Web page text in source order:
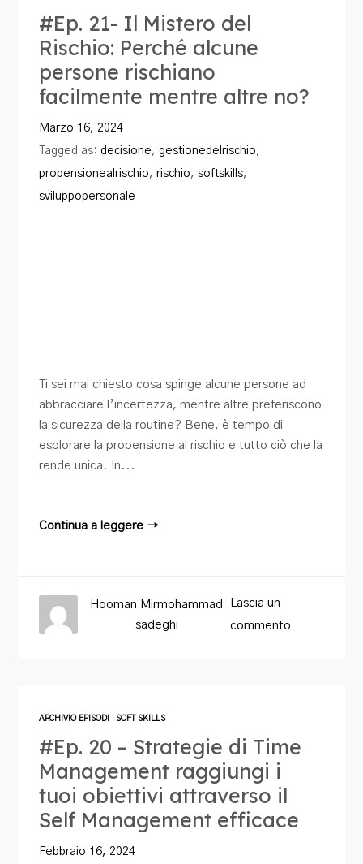
#Ep. 21- Il Mistero del
Rischio: Perché alcune
persone rischiano
facilmente mentre altre no?
Marzo 16, 2024
Tagged as:decisione, gestionedelrischio,
propensionealrischio,rischio,softskills,
sviluppopersonale
Ti sei mai chiesto cosa spinge alcune persone ad
abbracciare l’incertezza, mentre altre preferiscono
la sicurezza della routine? Bene, è tempo di
esplorare la propensione al rischio e tutto ciò che la
rende unica. In...
Continua a leggere →
Lascia un
commento
Hooman Mirmohammad
sadeghi
ARCHIVIO EPISODI SOFT SKILLS
#Ep. 20 – Strategie di Time
Management raggiungi i
tuoi obiettivi attraverso il
Self Management efficace
Febbraio 16, 2024